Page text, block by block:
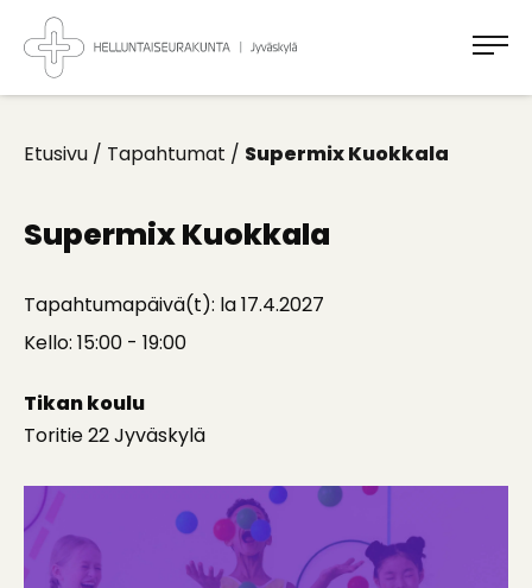
Takaisin
ylös
Jyväskylän
Helluntaiseurakunta
Koti
Etusivu / Tapahtumat / Supermix Kuokkala
Supermix Kuokkala
Tapahtumapäivä(t): la 17.4.2027
Kello: 15:00 - 19:00
Tikan koulu
Toritie 22 Jyväskylä